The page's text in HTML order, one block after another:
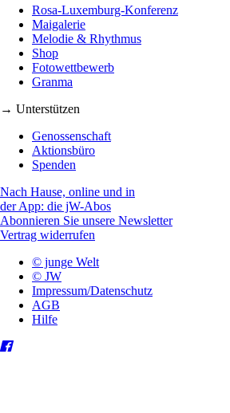
Rosa-Luxemburg-Konferenz
Maigalerie
Melodie & Rhythmus
Shop
Fotowettbewerb
Granma
→ Unterstützen
Genossenschaft
Aktionsbüro
Spenden
Nach Hause, online und in
der App: die jW-Abos
Abonnieren Sie unsere Newsletter
Vertrag widerrufen
© junge Welt
© JW
Impressum/Datenschutz
AGB
Hilfe